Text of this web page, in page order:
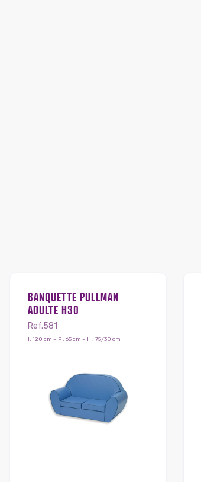
BANQUETTE PULLMAN
ADULTE H30
Ref.581
l: 120 cm – P : 65 cm – H : 75/30 cm